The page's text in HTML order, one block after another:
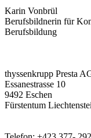
Karin Vonbrül
Berufsbildnerin für
Berufsbildung
thyssenkrupp Presta
Essanestrasse 10
9492 Eschen
Fürstentum